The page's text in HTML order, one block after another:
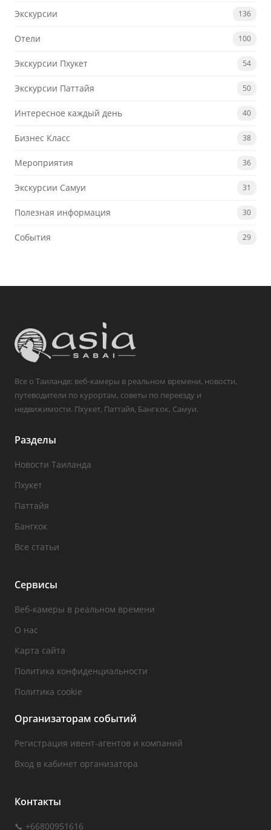
Экскурсии 136
Отели 100
Экскурсии Пхукет 54
Экскурсии Паттайя 50
Интересное каждый день 40
Бизнес Класс 38
Мероприятия 36
Экскурсии Самуи 31
Полезная информация 30
События 29
Все о Таиланде: веб-камеры в реальном времени, новости,
путеводители по курортам, советы по переезду и
недвижимости. Пхукет, Паттайя, Бангкок, Самуи.
Разделы
Новости Таиланда
Пхукет
Паттайя
Бангкок
Все статьи
Сервисы
Веб-камеры в реальном времени
О нас
Карта сайта
Политика конфиденциальности
Политика cookie
Организаторам событий
Регистрация ивент-агентов и компаний
Вход в кабинет организатора
Контакты
📞 +66800951616